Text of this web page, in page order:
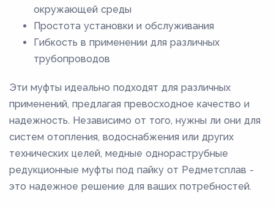
окружающей среды
Простота установки и обслуживания
Гибкость в применении для различных
трубопроводов
Эти муфты идеально подходят для различных
применений, предлагая превосходное качество и
надежность. Независимо от того, нужны ли они для
систем отопления, водоснабжения или других
технических целей, медные однораструбные
редукционные муфты под пайку от Редметсплав -
это надежное решение для ваших потребностей.